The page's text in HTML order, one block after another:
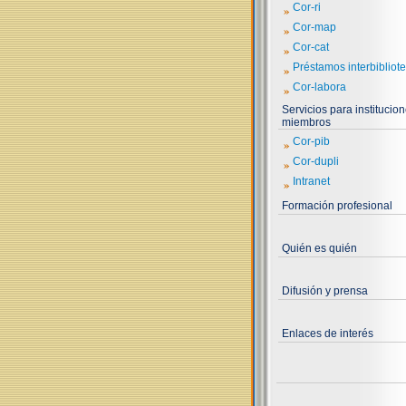
» Cor-ri
» Cor-map
» Cor-cat
» Préstamos
» Cor-labora
Servicios para
miembros
» Cor-pib
» Cor-dupli
» Intranet
Formación profesional
Quién es quién
Difusión y prensa
Enlaces de interés